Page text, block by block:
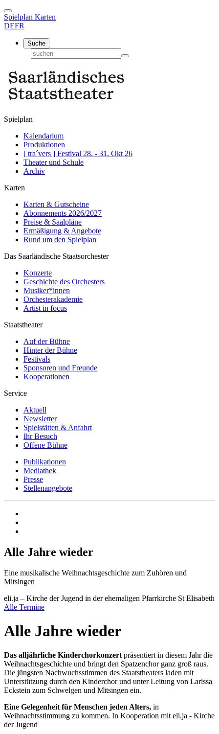
Spielplan Karten
DEFR
Suche
Spielplan
Kalendarium
Produktionen
[ tra´vers ] Festival 28. - 31. Okt 26
Theater und Schule
Archiv
Karten
Karten & Gutscheine
Abonnements 2026/2027
Preise & Saalpläne
Ermäßigung & Angebote
Rund um den Spielplan
Das Saarländische Staatsorchester
Konzerte
Geschichte des Orchesters
Musiker*innen
Orchesterakademie
Artist in focus
Staatstheater
Auf der Bühne
Hinter der Bühne
Festivals
Sponsoren und Freunde
Kooperationen
Service
Aktuell
Newsletter
Spielstätten & Anfahrt
Ihr Besuch
Offene Bühne
Publikationen
Mediathek
Presse
Stellenangebote
Alle Jahre wieder
Eine musikalische Weihnachtsgeschichte zum Zuhören und
Mitsingen
eli.ja – Kirche der Jugend in der ehemaligen Pfarrkirche St Elisabeth
Alle Termine
Alle Jahre wieder
Das alljährliche Kinderchorkonzert präsentiert in diesem Jahr die
Weihnachtsgeschichte und bringt den Spatzenchor ganz groß raus.
Die jüngsten Nachwuchsstimmen des Staatstheaters laden mit
Unterstützung durch den Kinderchor und unter Leitung von Larissa
Eckstein zum Schwelgen und Mitsingen ein.
Eine Gelegenheit für Menschen jeden Alters, in
Weihnachtsstimmung zu kommen. In Kooperation mit eli.ja - Kirche
der Jugend